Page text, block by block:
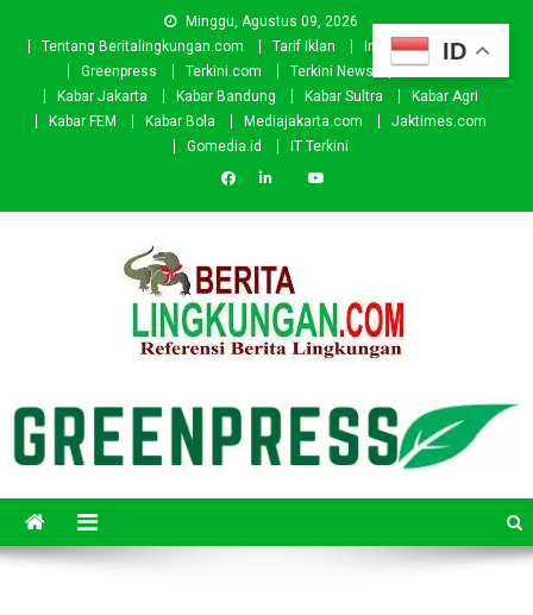
Minggu, Agustus 09, 2026
Tentang Beritalingkungan.com
Tarif Iklan Investor
Donasi
Greenpress
Terkini.com Terkini News
Kabar.id
Kabar Jakarta
Kabar Bandung Kabar Sultra
Kabar Agri
Kabar FEM
Kabar Bola Mediajakarta.com
Jaktimes.com
Gomedia.id
IT Terkini
ID